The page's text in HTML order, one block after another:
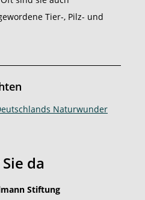
Tier-, Pilz- und
Naturwunder
da
Stiftung